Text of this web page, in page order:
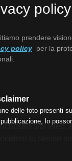
policy
prendere
policy per la
delle foto presenti
lo
nostro sito